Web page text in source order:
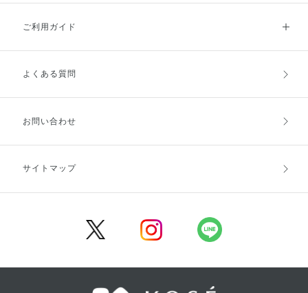
ご利用ガイド
ご利用ガイドトップ
お支払方法
キャンセル・返品・交換
よくある質問
お問い合わせ
サイトマップ